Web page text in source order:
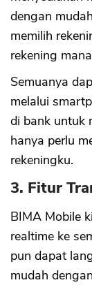
dengan
memilih
rekening
Semuanya
melalui
di bank untuk
hanya perlu
rekeningku.
3. Fitur
BIMA Mobile
realtime ke
pun dapat
mudah